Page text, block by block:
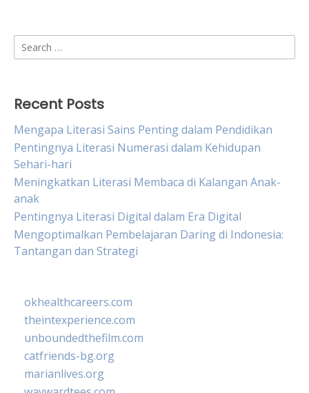
Search
for:
Recent Posts
Mengapa Literasi Sains Penting dalam Pendidikan
Pentingnya Literasi Numerasi dalam Kehidupan
Sehari-hari
Meningkatkan Literasi Membaca di Kalangan Anak-
anak
Pentingnya Literasi Digital dalam Era Digital
Mengoptimalkan Pembelajaran Daring di Indonesia:
Tantangan dan Strategi
okhealthcareers.com
theintexperience.com
unboundedthefilm.com
catfriends-bg.org
marianlives.org